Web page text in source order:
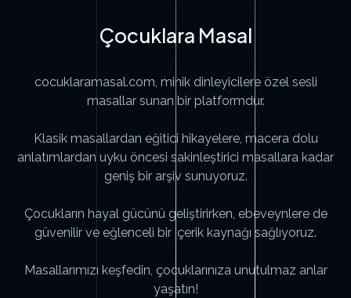
Çocuklara Masal
cocuklaramasal.com, minik dinleyicilere özel sesli
masallar sunan bir platformdur.
Klasik masallardan eğitici hikayelere, macera dolu
anlatımlardan uyku öncesi sakinleştirici masallara kadar
geniş bir arşiv sunuyoruz.
Çocukların hayal gücünü geliştirirken, ebeveynlere de
güvenilir ve eğlenceli bir içerik kaynağı sağlıyoruz.
Masallarımızı keşfedin, çocuklarınıza unutulmaz anlar
yaşatın!